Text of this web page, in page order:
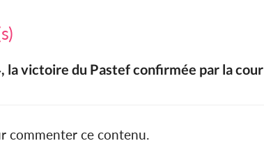
la victoire du Pastef confirmée par la cour
commenter ce contenu.